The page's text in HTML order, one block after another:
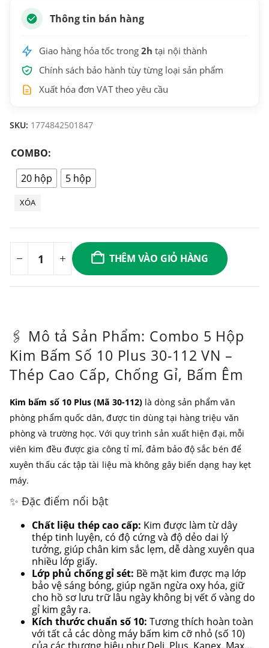
24.000 ₫
đến
88.000 ₫
Thông tin bán hàng
Giao hàng hỏa tốc trong 2h tại nội thành
Chính sách bảo hành tùy từng loại sản phẩm
Xuất hóa đơn VAT theo yêu cầu
SKU: 1774842501847
COMBO
20 hộp
5 hộp
XÓA
THÊM VÀO GIỎ HÀNG
🖇️ Mô tả Sản Phẩm: Combo 5 Hộp
Kim Bấm Số 10 Plus 30-112 VN –
Thép Cao Cấp, Chống Gỉ, Bấm Êm
Kim bấm số 10 Plus (Mã 30-112) là dòng sản phẩm văn
phòng phẩm quốc dân, được tin dùng tại hàng triệu văn
phòng và trường học. Với quy trình sản xuất hiện đại, mỗi
viên kim đều được gia công tỉ mỉ, đảm bảo độ sắc bén để
xuyên thấu các tập tài liệu mà không gây biến dạng hay kẹt
máy.
✨ Đặc điểm nổi bật
Chất liệu thép cao cấp: Kim được làm từ dây
thép tinh luyện, có độ cứng và độ dẻo dai lý
tưởng, giúp chân kim sắc lẹm, dễ dàng xuyên qua
nhiều lớp giấy.
Lớp phủ chống gỉ sét: Bề mặt kim được mạ lớp
bảo vệ sáng bóng, giúp ngăn ngừa oxy hóa, giữ
cho hồ sơ lưu trữ lâu ngày không bị vết ố vàng do
gỉ kim gây ra.
Kích thước chuẩn số 10: Tương thích hoàn toàn
với tất cả các dòng máy bấm kim cỡ nhỏ (số 10)
của các thương hiệu như Deli, Plus, Kanex, Max…